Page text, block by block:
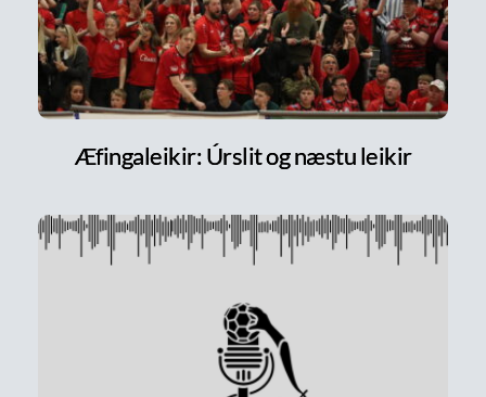
Æfingaleikir: Úrslit og næstu leikir